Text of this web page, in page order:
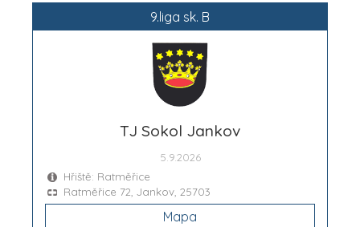
9.liga sk. B
TJ Sokol Jankov
5.9.2026
Hřiště: Ratměřice
Ratměřice 72, Jankov, 25703
Mapa